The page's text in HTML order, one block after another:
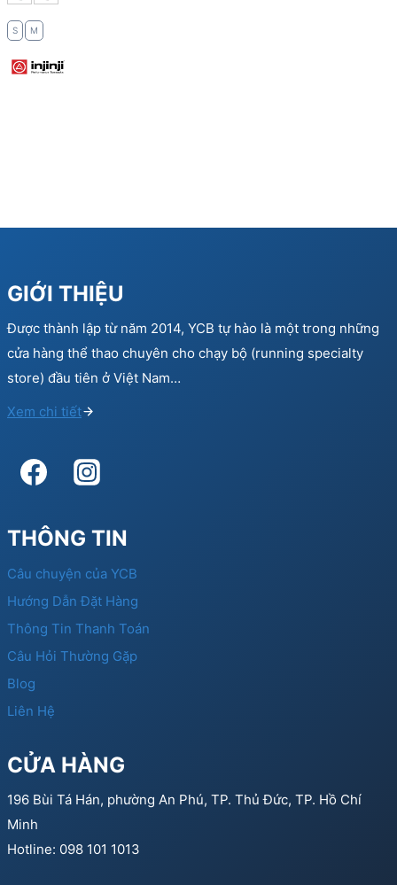
S M
GIỚI THIỆU
Được thành lập từ năm 2014, YCB tự hào là một trong những
cửa hàng thể thao chuyên cho chạy bộ (running specialty
store) đầu tiên ở Việt Nam…
Xem chi tiết
THÔNG TIN
Câu chuyện của YCB
Hướng Dẫn Đặt Hàng
Thông Tin Thanh Toán
Câu Hỏi Thường Gặp
Blog
Liên Hệ
CỬA HÀNG
196 Bùi Tá Hán, phường An Phú, TP. Thủ Đức, TP. Hồ Chí
Minh
Hotline: 098 101 1013